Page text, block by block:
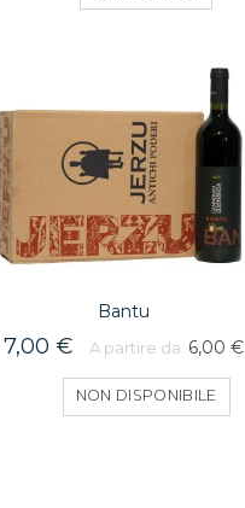
Bantu
7,00 € A partire da: 6,00 €
NON DISPONIBILE